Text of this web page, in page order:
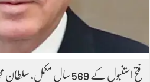
فتح استنبول کے 569 سال